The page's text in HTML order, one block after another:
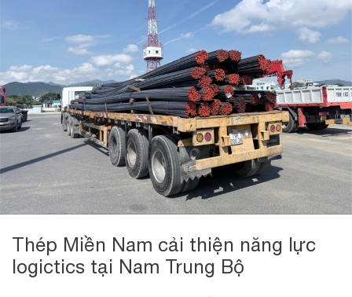
Thép Miền Nam cải thiện năng lực
logictics tại Nam Trung Bộ